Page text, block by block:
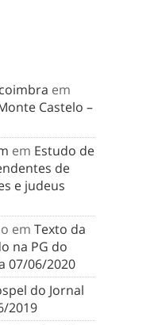
em
Castelo –
em Estudo de
de
e judeus
em Texto da
na PG do
07/06/2020
do Jornal
2019